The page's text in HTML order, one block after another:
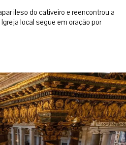
ileso do cativeiro e reencontrou a
local segue em oração por